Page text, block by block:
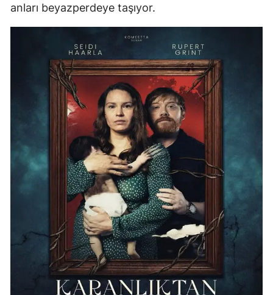
anları beyazperdeye taşıyor.